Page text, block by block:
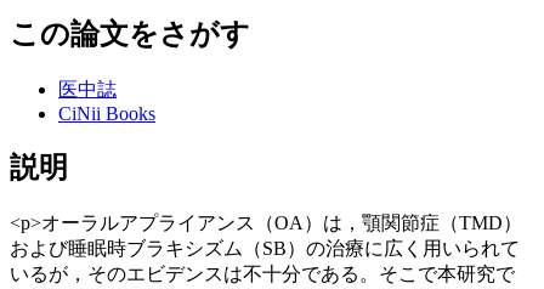
この論文をさがす
医中誌
CiNii Books
説明
<p>オーラルアプライアンス（OA）は，顎関節症（TMD）
および睡眠時ブラキシズム（SB）の治療に広く用いられて
いるが，そのエビデンスは不十分である。そこで本研究で